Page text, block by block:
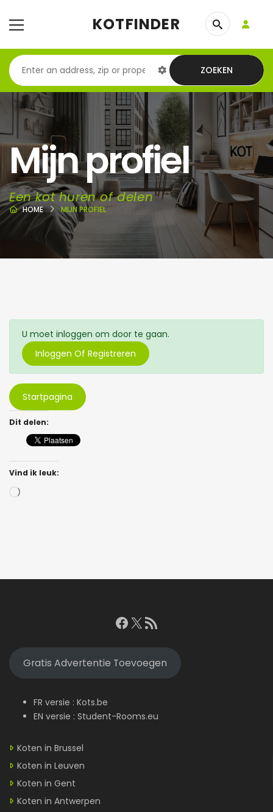
KOTFINDER
ZOEKEN
Mijn profiel
Een kot huren of delen
HOME MIJN PROFIEL
U moet inloggen om door te gaan.
Inloggen Of Registreren
Startpagina
Dit delen:
Vind ik leuk:
Bezig
Facebook
X RSS feed
Gratis Advertentie Toevoegen
FR versie : Kots.be
EN versie : Student-Rooms.eu
Koten in Brussel
Koten in Leuven
Koten in Gent
Koten in Antwerpen